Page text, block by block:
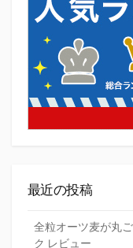
最近の投稿
全粒オーツ麦が丸
ク レビュー